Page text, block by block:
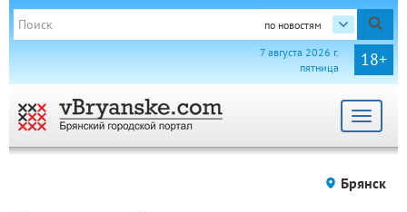
по новостям
18+
7 августа 2026 г.
пятница
Toggle
Брянск